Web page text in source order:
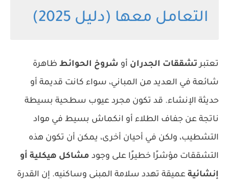
التعامل معها (دليل 2025)
تعتبرتشققات الجدران أو شروخ الحوائط ظاهرة
شائعة في العديد من المباني، سواء كانت قديمة أو
حديثة الإنشاء. قد تكون مجرد عيوب سطحية بسيطة
ناتجة عن جفاف الطلاء أو انكماش بسيط في مواد
التشطيب، ولكن في أحيان أخرى، يمكن أن تكون هذه
التشققات مؤشرًا خطيرًا على وجود مشاكل هيكلية أو
إنشائية عميقة تهدد سلامة المبنى وساكنيه. إن القدرة